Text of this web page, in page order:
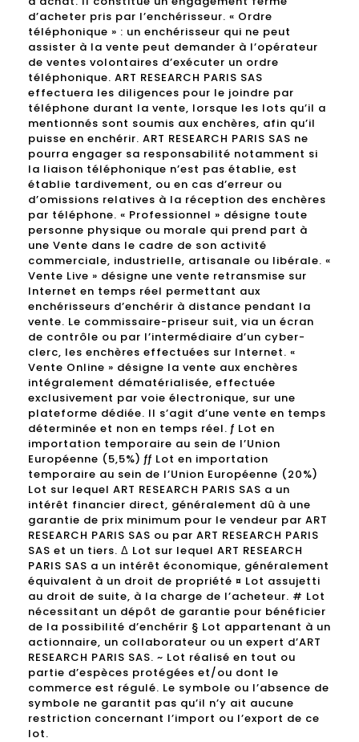
d’acheter pris par l’enchérisseur. « Ordre
téléphonique » : un enchérisseur qui ne peut
assister à la vente peut demander à l’opérateur
de ventes volontaires d’exécuter un ordre
téléphonique. ART RESEARCH PARIS SAS
effectuera les diligences pour le joindre par
téléphone durant la vente, lorsque les lots qu’il a
mentionnés sont soumis aux enchères, afin qu’il
puisse en enchérir. ART RESEARCH PARIS SAS ne
pourra engager sa responsabilité notamment si
la liaison téléphonique n’est pas établie, est
établie tardivement, ou en cas d’erreur ou
d’omissions relatives à la réception des enchères
par téléphone. « Professionnel » désigne toute
personne physique ou morale qui prend part à
une Vente dans le cadre de son activité
commerciale, industrielle, artisanale ou libérale. «
Vente Live » désigne une vente retransmise sur
Internet en temps réel permettant aux
enchérisseurs d’enchérir à distance pendant la
vente. Le commissaire-priseur suit, via un écran
de contrôle ou par l’intermédiaire d’un cyber-
clerc, les enchères effectuées sur Internet. «
Vente Online » désigne la vente aux enchères
intégralement dématérialisée, effectuée
exclusivement par voie électronique, sur une
plateforme dédiée. Il s’agit d’une vente en temps
déterminée et non en temps réel. ƒ Lot en
importation temporaire au sein de l’Union
Européenne (5,5%) ƒƒ Lot en importation
temporaire au sein de l’Union Européenne (20%)
Lot sur lequel ART RESEARCH PARIS SAS a un
intérêt financier direct, généralement dû à une
garantie de prix minimum pour le vendeur par ART
RESEARCH PARIS SAS ou par ART RESEARCH PARIS
SAS et un tiers. Δ Lot sur lequel ART RESEARCH
PARIS SAS a un intérêt économique, généralement
équivalent à un droit de propriété ¤ Lot assujetti
au droit de suite, à la charge de l’acheteur. # Lot
nécessitant un dépôt de garantie pour bénéficier
de la possibilité d’enchérir § Lot appartenant à un
actionnaire, un collaborateur ou un expert d’ART
RESEARCH PARIS SAS. ~ Lot réalisé en tout ou
partie d’espèces protégées et/ou dont le
commerce est régulé. Le symbole ou l’absence de
symbole ne garantit pas qu’il n’y ait aucune
restriction concernant l’import ou l’export de ce
lot.